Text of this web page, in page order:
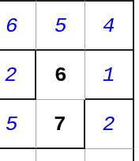
6 5 4
2 6 1
5 7 2